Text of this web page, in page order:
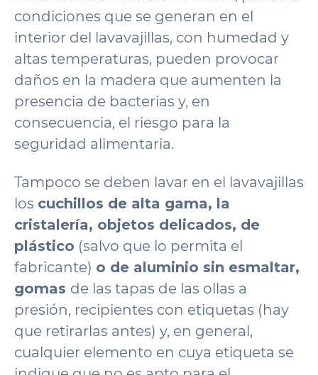
condiciones que se generan en el
interior del lavavajillas, con humedad y
altas temperaturas, pueden provocar
daños en la madera que aumenten la
presencia de bacterias y, en
consecuencia, el riesgo para la
seguridad alimentaria.
Tampoco se deben lavar en el lavavajillas
los cuchillos de alta gama, la
cristalería, objetos delicados, de
plástico (salvo que lo permita el
fabricante) o de aluminio sin esmaltar,
gomas de las tapas de las ollas a
presión, recipientes con etiquetas (hay
que retirarlas antes) y, en general,
cualquier elemento en cuya etiqueta se